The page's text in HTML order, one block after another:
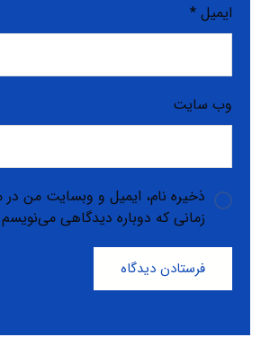
ایمیل*
وب‌ سایت
ذخیره نام، ایمیل و وبسایت من در
زمانی که دوباره دیدگاهی
فرستادن دیدگاه